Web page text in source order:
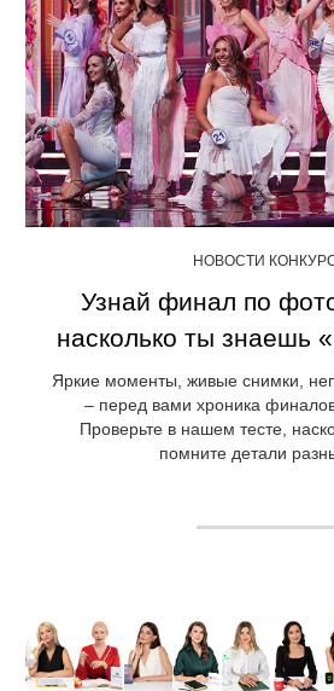
НОВОСТИ
Узнай финал по
насколько ты знаешь
Яркие моменты, живые снимки,
– перед вами хроника
Проверьте в нашем тесте,
помните детали